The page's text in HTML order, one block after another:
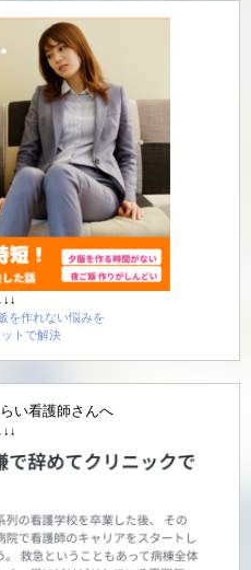
を作れない悩みを
トで解決
い看護師さんへ